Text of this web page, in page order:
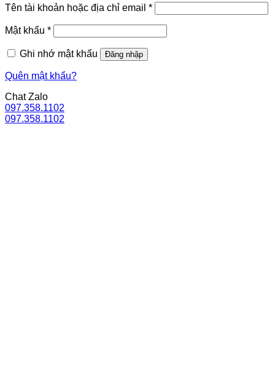
Tên tài khoản hoặc địa chỉ email *Bắt
buộc
Mật khẩu *Bắt
buộc
Ghi nhớ mật khẩu
Đăng nhập
Quên mật khẩu?
Chat Zalo
097.358.1102
097.358.1102